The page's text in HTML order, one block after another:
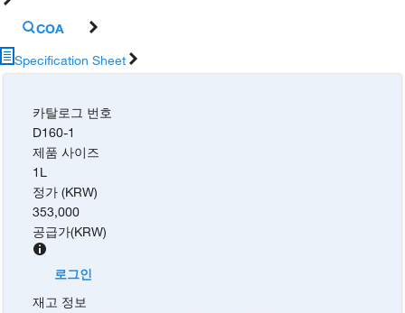
COA
Specification Sheet
카탈로그 번호
D160-1
제품 사이즈
1L
정가 (KRW)
353,000
공급가(KRW)
로그인
재고 정보